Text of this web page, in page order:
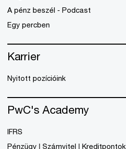
A pénz beszél - Podcast
Egy percben
Karrier
Nyitott pozícióink
PwC's Academy
IFRS
Pénzügy | Számvitel | Kreditpontok